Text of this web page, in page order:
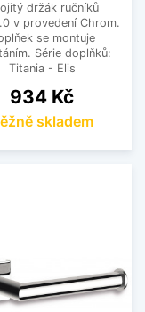
držák ručníků
v provedení Chrom.
se montuje
Série doplňků:
Titania - Elis
Cena
934 Kč
skladem